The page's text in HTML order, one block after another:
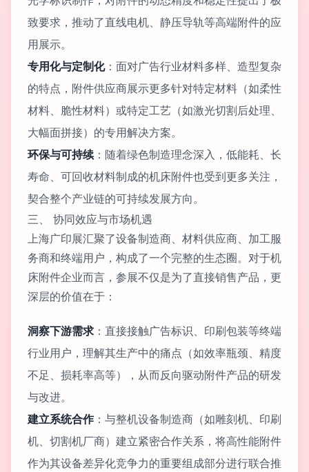
致要求，推动了直线电机、静压导轨等高端附件的应
用展示。
专用化与定制化：面对广告行业材料多样、造型复杂
的特点，附件供应商展示更多针对特定材料（如柔性
材料、脆性材料）或特定工艺（如激光切割后处理、
大幅面拼接）的专用解决方案。
环保与可持续：随着绿色制造理念深入，低能耗、长
寿命、可回收材料制成的机床附件也受到更多关注，
契合整个产业链的可持续发展方向。
三、 协同效应与市场机遇
上海广印展汇聚了设备制造商、材料供应商、加工服
务商和终端用户，构成了一个完整的生态圈。对于机
床附件企业而言，参展不仅是为了直接销售产品，更
深层的价值在于：
洞察下游需求 ：直接接触广告标识、印刷包装等终端
行业用户，理解其生产中的痛点（如效率瓶颈、精度
不足、损耗率高等），从而反向驱动附件产品的研发
与改进。
建立系统合作：与整机设备制造商（如雕刻机、印刷
机、切割机厂商）建立紧密合作关系，将高性能附件
作为其设备差异化竞争力的重要组成部分进行联合推